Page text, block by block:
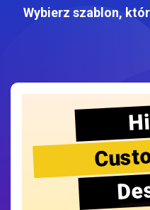
Wybierz szablon,